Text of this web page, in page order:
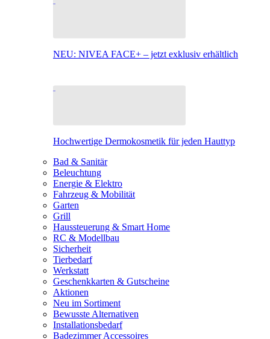
NEU: NIVEA FACE+ – jetzt exklusiv erhältlich
Hochwertige Dermokosmetik für jeden Hauttyp
Bad & Sanitär
Beleuchtung
Energie & Elektro
Fahrzeug & Mobilität
Garten
Grill
Haussteuerung & Smart Home
RC & Modellbau
Sicherheit
Tierbedarf
Werkstatt
Geschenkkarten & Gutscheine
Aktionen
Neu im Sortiment
Bewusste Alternativen
Installationsbedarf
Badezimmer Accessoires